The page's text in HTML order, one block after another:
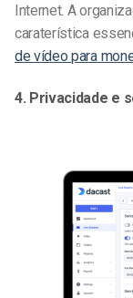
Internet. A
caraterística
de vídeo para
4. Privacidade e